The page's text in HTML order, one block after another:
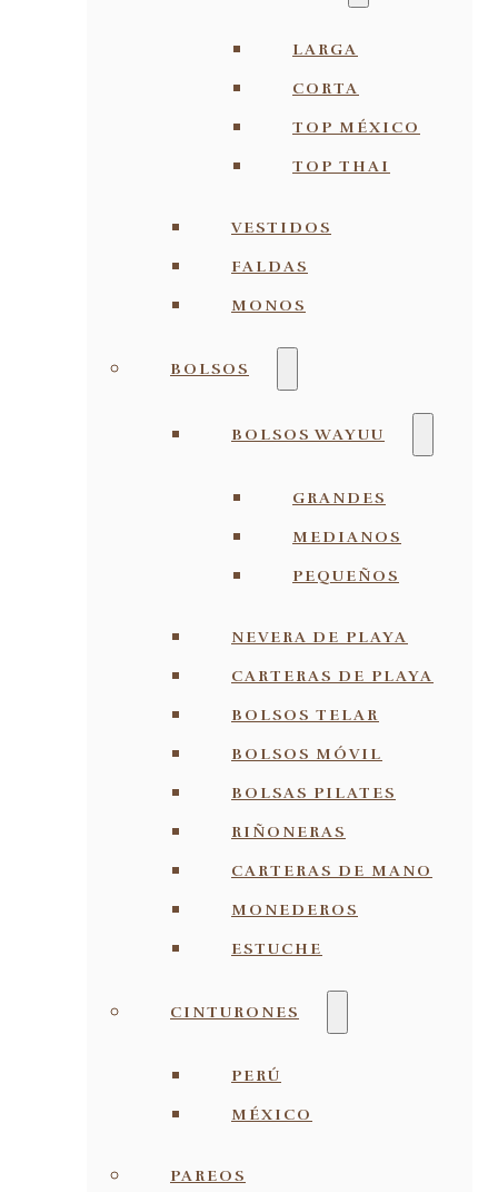
LARGA
CORTA
TOP MÉXICO
TOP THAI
VESTIDOS
FALDAS
MONOS
BOLSOS
BOLSOS WAYUU
GRANDES
MEDIANOS
PEQUEÑOS
NEVERA DE PLAYA
CARTERAS DE PLAYA
BOLSOS TELAR
BOLSOS MÓVIL
BOLSAS PILATES
RIÑONERAS
CARTERAS DE MANO
MONEDEROS
ESTUCHE
CINTURONES
PERÚ
MÉXICO
PAREOS